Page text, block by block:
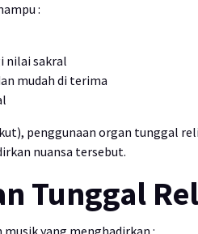
:
nilai sakral
mudah di terima
penggunaan organ tunggal
nuansa tersebut.
Tunggal